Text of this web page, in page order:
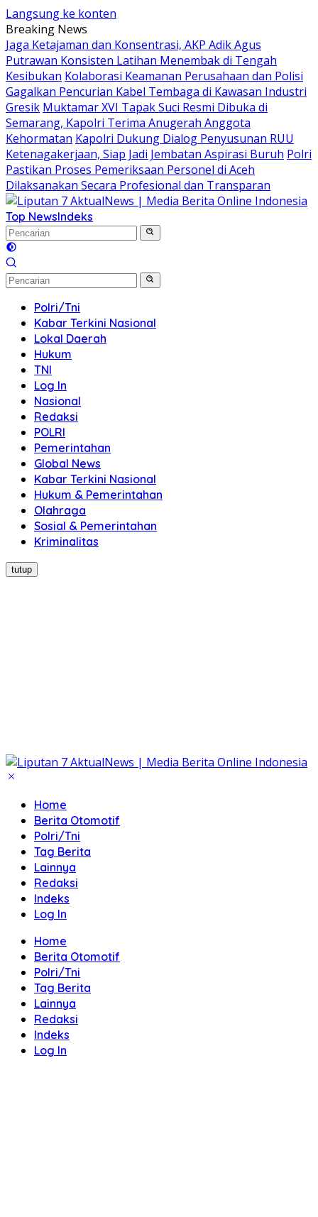
Langsung ke konten
Breaking News
Jaga Ketajaman dan Konsentrasi, AKP Adik Agus
Putrawan Konsisten Latihan Menembak di Tengah
Kesibukan Kolaborasi Keamanan Perusahaan dan Polisi
Gagalkan Pencurian Kabel Tembaga di Kawasan Industri
Gresik Muktamar XVI Tapak Suci Resmi Dibuka di
Semarang, Kapolri Terima Anugerah Anggota
Kehormatan Kapolri Dukung Dialog Penyusunan RUU
Ketenagakerjaan, Siap Jadi Jembatan Aspirasi Buruh Polri
Pastikan Proses Pemeriksaan Personel di Aceh
Dilaksanakan Secara Profesional dan Transparan
Top NewsIndeks
Polri/Tni
Kabar Terkini Nasional
Lokal Daerah
Hukum
TNI
Log In
Nasional
Redaksi
POLRI
Pemerintahan
Global News
Kabar Terkini Nasional
Hukum & Pemerintahan
Olahraga
Sosial & Pemerintahan
Kriminalitas
tutup
Home
Berita Otomotif
Polri/Tni
Tag Berita
Lainnya
Redaksi
Indeks
Log In
Home
Berita Otomotif
Polri/Tni
Tag Berita
Lainnya
Redaksi
Indeks
Log In